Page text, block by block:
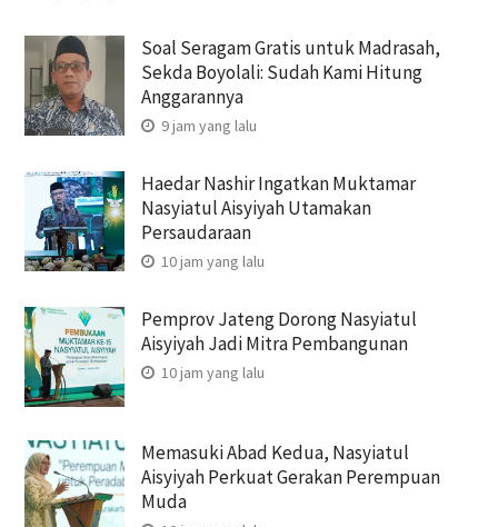
Soal Seragam Gratis untuk Madrasah,
Sekda Boyolali: Sudah Kami Hitung
Anggarannya
9 jam yang lalu
Haedar Nashir Ingatkan Muktamar
Nasyiatul Aisyiyah Utamakan
Persaudaraan
10 jam yang lalu
Pemprov Jateng Dorong Nasyiatul
Aisyiyah Jadi Mitra Pembangunan
10 jam yang lalu
Memasuki Abad Kedua, Nasyiatul
Aisyiyah Perkuat Gerakan Perempuan
Muda